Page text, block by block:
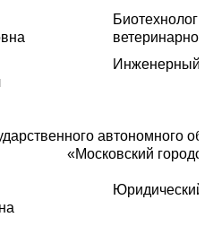
Инженерный
автономного
«Московский
Юридический